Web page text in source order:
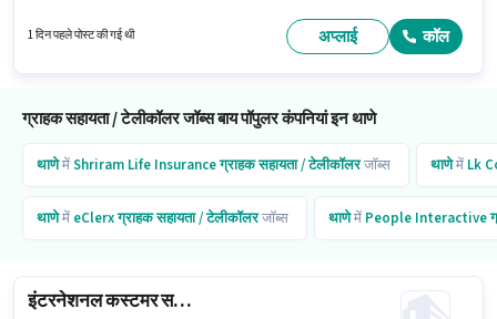
अतिरिक्त लाभ जैसे कैब, मील, इंश्योरेंस, PF, मेडिकल बेनिफिट्स भी मिलेंगे। यह भूमिका 0 - 2
वर्षो वर्ष के अनुभव वाले के लिए खुली है, मासिक वेतन ₹32500 रहेगा। इस भूमिका में Fixed वेतन
1 दिन पहले पोस्ट की गई थी अप्लाई कॉल
ग्राहक सहायता / टेलीकॉलर जॉब्स बाय पॉपुलर कंपनियां इन थाणे
थाणेमेंShriram Life Insuranceग्राहक सहायता / टेलीकॉलरजॉब्स थाणेमें Lk
थाणेमें eClerxग्राहक सहायता / टेलीकॉलरजॉब्स थाणेमें People Interactive
इंटरनेशनल कस्टमर सपोर्ट एग्जीक्यूटिव